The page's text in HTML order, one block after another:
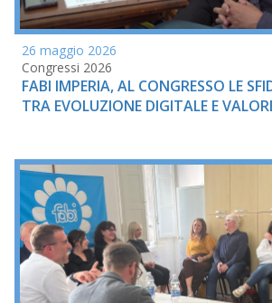
26 maggio 2026
Congressi 2026
FABI IMPERIA, AL CONGRESSO LE
TRA EVOLUZIONE DIGITALE E